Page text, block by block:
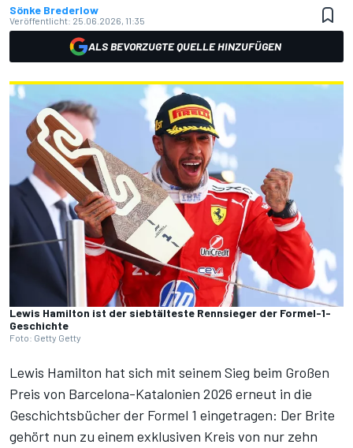
Sönke Brederlow
Veröffentlicht: 25.06.2026, 11:35
ALS BEVORZUGTE QUELLE HINZUFÜGEN
Lewis Hamilton ist der siebtälteste Rennsieger der Formel-1-
Geschichte
Foto: Getty Getty
Lewis Hamilton hat sich mit seinem Sieg beim Großen
Preis von Barcelona-Katalonien 2026 erneut in die
Geschichtsbücher der Formel 1 eingetragen: Der Brite
gehört nun zu einem exklusiven Kreis von nur zehn